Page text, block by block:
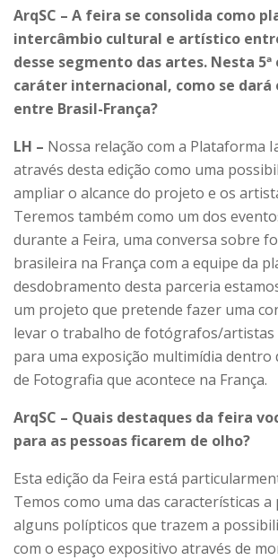
ArqSC – A feira se consolida como
intercâmbio cultural e artístico
desse segmento das artes. Nesta 5ª
caráter internacional, como se dará
entre Brasil-França?
LH – Nossa relação com a Plataforma
através desta edição como uma
ampliar o alcance do projeto e os
Teremos também como um dos
durante a Feira, uma conversa sobre
brasileira na França com a equipe da
desdobramento desta parceria
um projeto que pretende fazer uma
levar o trabalho de fotógrafos/artistas
para uma exposição multimídia dentro
de Fotografia que acontece na França.
ArqSC – Quais destaques da feira
para as pessoas ficarem de olho?
Esta edição da Feira está
Temos como uma das características a
alguns polípticos que trazem a
com o espaço expositivo através de